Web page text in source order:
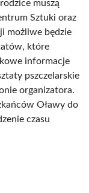
muszą
Sztuki oraz
możliwe będzie
które
informacje
pszczelarskie
organizatora.
Oławy do
czasu